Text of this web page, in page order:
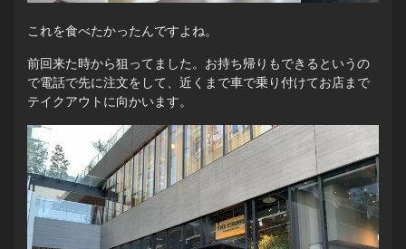
これを食べたかったんですよね。
前回来た時から狙ってました。お持ち帰りもできるというの
で電話で先に注文をして、近くまで車で乗り付けてお店まで
テイクアウトに向かいます。